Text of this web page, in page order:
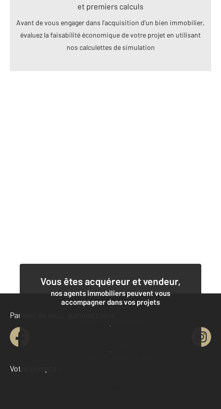
et premiers calculs
Avant de vous engager dans l’acquisition d’un bien immobilier,
évaluez la faisabilité économique de votre projet en utilisant
nos calculettes de simulation
Vous êtes acquéreur et vendeur,
nos agents immobiliers peuvent vous
accompagner dans vos projets
Contacter l'agence
Demander une estimation
Parlons de vous, parlons biens
Votre compte :
Accéder à mon compte